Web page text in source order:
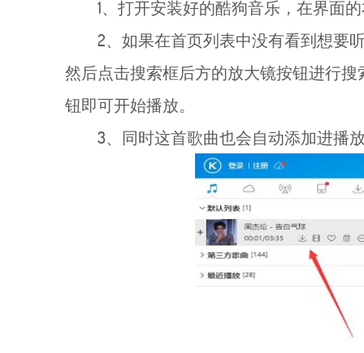
1、打开安装好的酷狗音乐，在界面
2、如果在首页列表中没有看到想要
然后点击搜索框后方的放大镜按钮进行
钮即可开始播放。
3、同时这首歌曲也会自动添加进播